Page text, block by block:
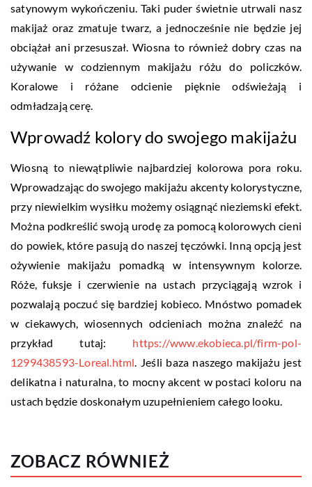
satynowym wykończeniu. Taki puder świetnie utrwali nasz
makijaż oraz zmatuje twarz, a jednocześnie nie będzie jej
obciążał ani przesuszał. Wiosna to również dobry czas na
używanie w codziennym makijażu różu do policzków.
Koralowe i różane odcienie pięknie odświeżają i
odmładzają cerę.
Wprowadź kolory do swojego makijażu
Wiosną to niewątpliwie najbardziej kolorowa pora roku.
Wprowadzając do swojego makijażu akcenty kolorystyczne,
przy niewielkim wysiłku możemy osiągnąć nieziemski efekt.
Można podkreślić swoją urodę za pomocą kolorowych cieni
do powiek, które pasują do naszej tęczówki. Inną opcją jest
ożywienie makijażu pomadką w intensywnym kolorze.
Róże, fuksje i czerwienie na ustach przyciągają wzrok i
pozwalają poczuć się bardziej kobieco. Mnóstwo pomadek
w ciekawych, wiosennych odcieniach można znaleźć na
przykład tutaj: https://www.ekobieca.pl/firm-pol-
1299438593-Loreal.html . Jeśli baza naszego makijażu jest
delikatna i naturalna, to mocny akcent w postaci koloru na
ustach będzie doskonałym uzupełnieniem całego looku.
ZOBACZ RÓWNIEŻ